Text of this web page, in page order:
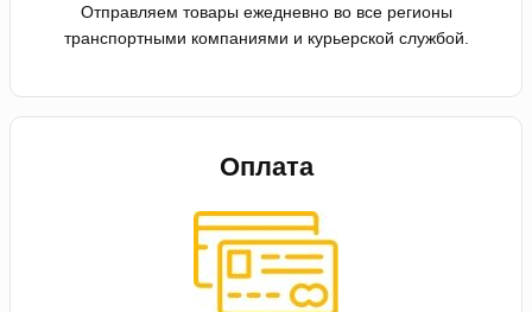
Отправляем товары ежедневно во все регионы
транспортными компаниями и курьерской службой.
Оплата